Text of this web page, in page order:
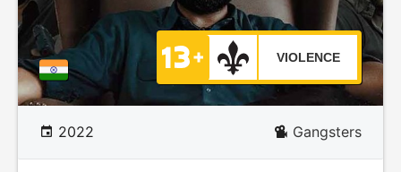
VIOLENCE
2022 Gangsters